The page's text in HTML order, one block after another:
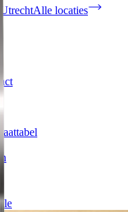
UtrechtAlle locaties